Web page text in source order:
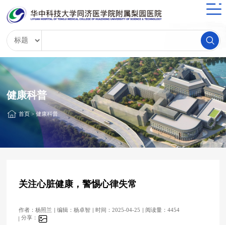
健康科普
首页>健康科普
关注心脏健康，警惕心律失常
作者：杨照兰 编辑：杨卓智 时间：2025-04-25
阅读量：4454
分享：